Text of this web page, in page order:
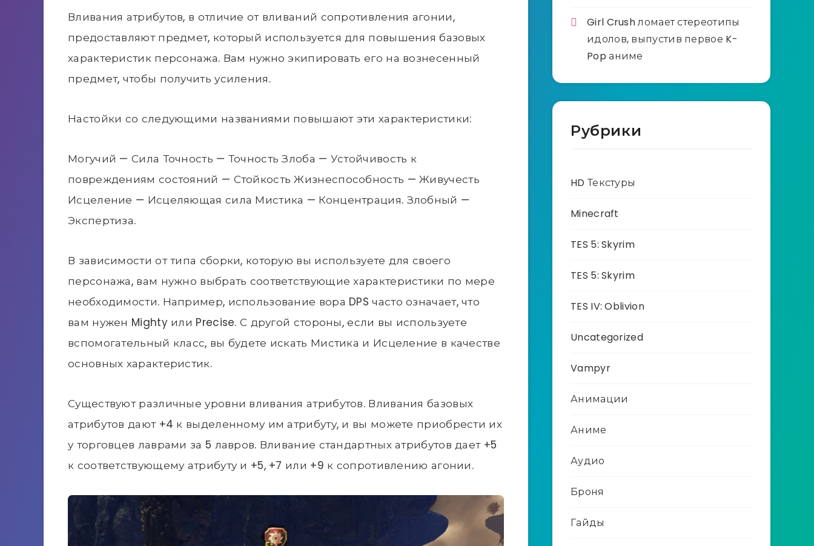
Вливания атрибутов, в отличие от вливаний сопротивления агонии,
предоставляют предмет, который используется для повышения базовых
характеристик персонажа. Вам нужно экипировать его на вознесенный
предмет, чтобы получить усиления.
Настойки со следующими названиями повышают эти характеристики:
Могучий — Сила Точность — Точность Злоба — Устойчивость к
повреждениям состояний — Стойкость Жизнеспособность — Живучесть
Исцеление — Исцеляющая сила Мистика — Концентрация. Злобный —
Экспертиза.
В зависимости от типа сборки, которую вы используете для своего
персонажа, вам нужно выбрать соответствующие характеристики по мере
необходимости. Например, использование вора DPS часто означает, что
вам нужен Mighty или Precise. С другой стороны, если вы используете
вспомогательный класс, вы будете искать Мистика и Исцеление в качестве
основных характеристик.
Существуют различные уровни вливания атрибутов. Вливания базовых
атрибутов дают +4 к выделенному им атрибуту, и вы можете приобрести их
у торговцев лаврами за 5 лавров. Вливание стандартных атрибутов дает +5
к соответствующему атрибуту и ​​+5, +7 или +9 к сопротивлению агонии.
Girl Crush ломает стереотипы
идолов, выпустив первое K-
Pop аниме
Рубрики
HD Текстуры
Minecraft
TES 5: Skyrim
TES 5: Skyrim
TES IV: Oblivion
Uncategorized
Vampyr
Анимации
Аниме
Аудио
Броня
Гайды